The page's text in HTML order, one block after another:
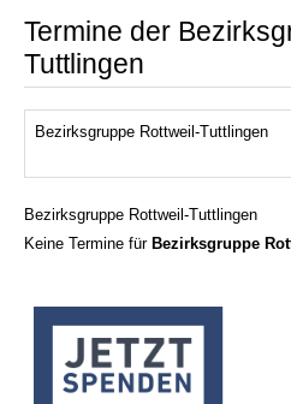
Termine der
Tuttlingen
Bezirksgruppe Rottweil-Tuttlingen
Bezirksgruppe Rottweil-Tuttlingen
Keine Termine für Bezirksgruppe